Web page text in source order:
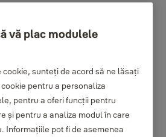
vă plac modulele
sunteți de acord să ne lăsați
pentru a personaliza
pentru a oferi funcții pentru
și pentru a analiza modul în care
Informațiile pot fi de asemenea